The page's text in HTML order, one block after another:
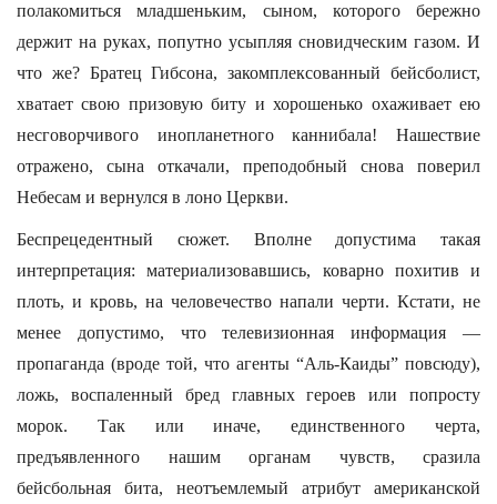
полакомиться младшеньким, сыном, которого бережно
держит на руках, попутно усыпляя сновидческим газом. И
что же? Братец Гибсона, закомплексованный бейсболист,
хватает свою призовую биту и хорошенько охаживает ею
несговорчивого инопланетного каннибала! Нашествие
отражено, сына откачали, преподобный снова поверил
Небесам и вернулся в лоно Церкви.
Беспрецедентный сюжет. Вполне допустима такая
интерпретация: материализовавшись, коварно похитив и
плоть, и кровь, на человечество напали черти. Кстати, не
менее допустимо, что телевизионная информация —
пропаганда (вроде той, что агенты “Аль-Каиды” повсюду),
ложь, воспаленный бред главных героев или попросту
морок. Так или иначе, единственного черта,
предъявленного нашим органам чувств, сразила
бейсбольная бита, неотъемлемый атрибут американской